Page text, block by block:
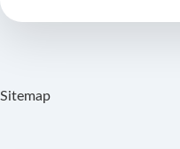
Zaman
Sitemap